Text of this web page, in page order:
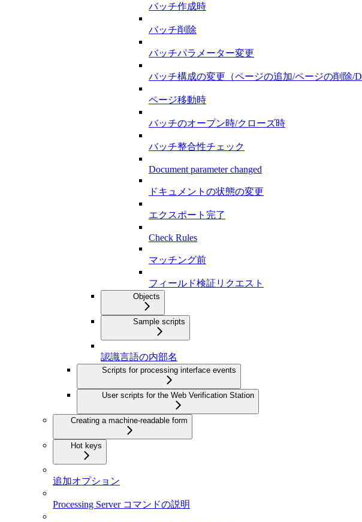
バッチ作成時
バッチ削除
バッチパラメーター変更
バッチ構成の変更（ページの追加/ページの削除/
ページ移動時
バッチのオープン時/クローズ時
バッチ整合性チェック
Document parameter changed
ドキュメントの状態の変更
エクスポート完了
Check Rules
マッチング前
フィールド検証リクエスト
Objects
Sample scripts
認識言語の内部名
Scripts for processing interface events
User scripts for the Web Verification Station
Creating a machine-readable form
Hot keys
追加オプション
Processing Server コマンドの説明